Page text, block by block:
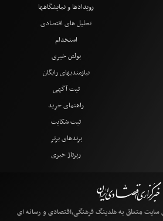
رویدادها و نمایشگاهها
تحلیل های اقتصادی
استخدام
بولتن خبری
نیازمندیهای رایگان
ثبت آگهی
راهنمای خرید
ثبت شکایت
برندهای برتر
رپرتاژ خبری
متعلق به هلدینگ فرهنگی،اقتصادی و رسانه ای